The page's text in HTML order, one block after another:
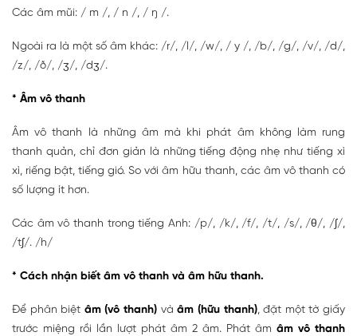
Các âm mũi: / m /, / n /, / ŋ /.
Ngoài ra là một số âm khác: /r/, /l/, /w/, / y /, /b/, /g/, /v/, /d/,
/z/, /ð/, /ʒ/, /dʒ/.
* Âm vô thanh
Âm vô thanh là những âm mà khi phát âm không làm rung
thanh quản, chỉ đơn giản là những tiếng động nhẹ như tiếng xì
xì, riếng bật, tiếng gió. So với âm hữu thanh, các âm vô thanh có
số lượng ít hơn.
Các âm vô thanh trong tiếng Anh: /p/, /k/, /f/, /t/, /s/, /θ/, /ʃ/,
/tʃ/. /h/
* Cách nhận biết âm vô thanh và âm hữu thanh.
Để phân biệt âm (vô thanh) vàâm (hữu thanh), đặt một tờ giấy
trước miệng rồi lần lượt phát âm 2 âm. Phát âm âm vô thanh